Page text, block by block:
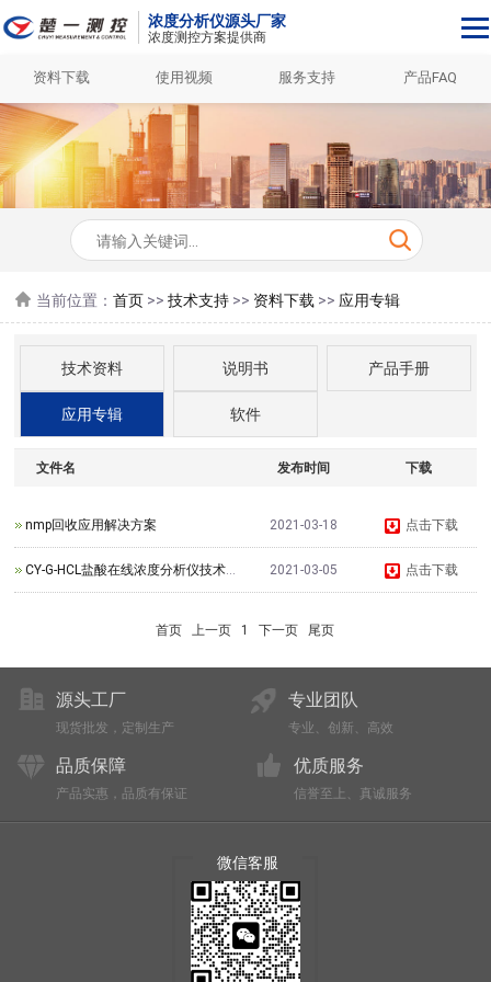
浓度分析仪源头厂家
浓度测控方案提供商
资料下载 使用视频 服务支持 产品FAQ
当前位置：首页 >>技术支持 >> 资料下载 >> 应用专辑
技术资料 说明书 产品手册
应用专辑 软件
文件名 发布时间 下载
nmp回收应用解决方案 2021-03-18 点击下载
CY-G-HCL盐酸在线浓度分析仪技术资料 2021-03-05 点击下载
首页 上一页 1 下一页 尾页
源头工厂
现货批发，定制生产
专业团队
专业、创新、高效
品质保障
产品实惠，品质有保证
优质服务
信誉至上、真诚服务
微信客服